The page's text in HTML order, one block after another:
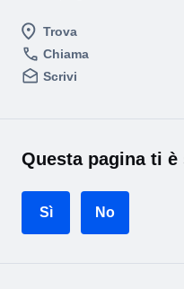
Trova
Chiama
Scrivi
Questa pagina ti
Sì No